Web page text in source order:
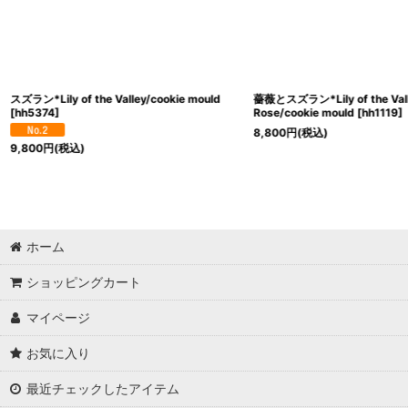
スズラン*Lily of the Valley/cookie mould
[hh5374]
9,800円(税込)
薔薇とスズラン*Lily of the
Rose/cookie mould [hh1119]
8,800円(税込)
ホーム
ショッピングカート
マイページ
お気に入り
最近チェックしたアイテム